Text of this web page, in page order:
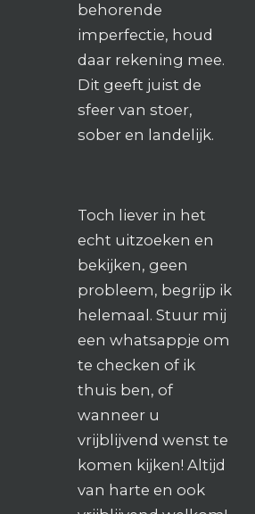
behorende
imperfectie, houd
daar rekening mee.
Dit geeft juist de
sfeer van stoer,
sober en landelijk.
Toch liever in het
echt uitzoeken en
bekijken, geen
probleem, begrijp ik
helemaal. Stuur mij
een whatsappje om
te checken of ik
thuis ben, of
wanneer u
vrijblijvend wenst te
komen kijken! Altijd
van harte en ook